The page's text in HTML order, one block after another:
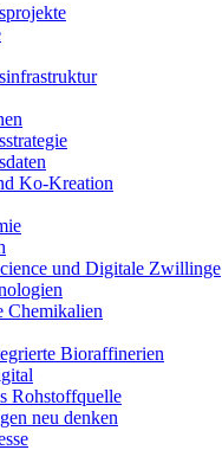
Ko-Kreation
und Digitale Zwillinge
Chemikalien
Bioraffinerien
Rohstoffquelle
neu denken